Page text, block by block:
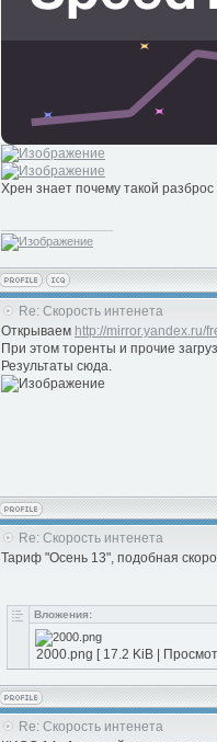
Хрен знает почему такой разброс
Re: Скорость интенета
Открываем http://mirror.yandex.ru/
При этом торенты и прочие
Результаты сюда.
Re: Скорость интенета
Тариф "Осень 13", подобная
Вложения:
2000.png [ 17.2 KiB |
Re: Скорость интенета